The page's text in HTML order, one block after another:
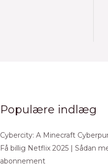
Populære indlæg
Cybercity: A Minecraft
Få billig Netflix 2025 | Sådan
abonnement